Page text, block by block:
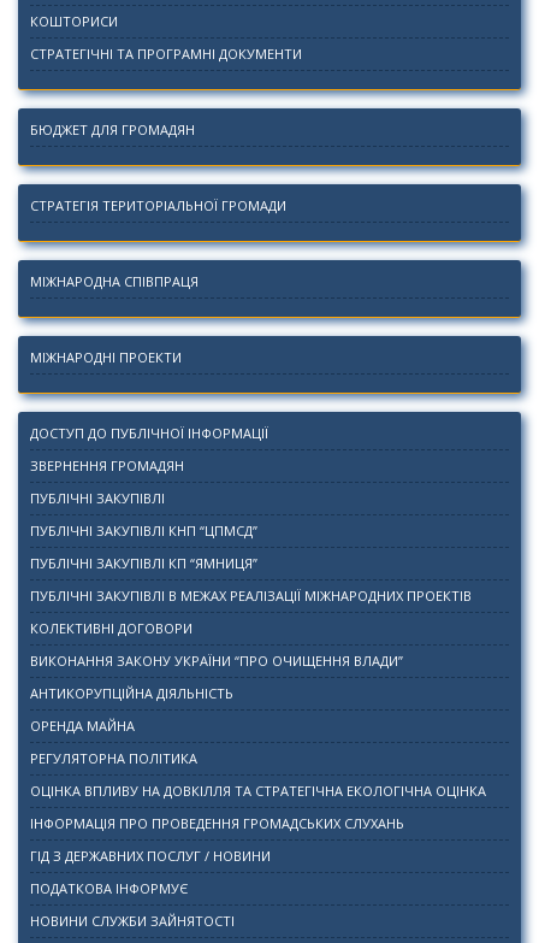
КОШТОРИСИ
СТРАТЕГІЧНІ ТА ПРОГРАМНІ ДОКУМЕНТИ
БЮДЖЕТ ДЛЯ ГРОМАДЯН
СТРАТЕГІЯ ТЕРИТОРІАЛЬНОЇ ГРОМАДИ
МІЖНАРОДНА СПІВПРАЦЯ
МІЖНАРОДНІ ПРОЕКТИ
ДОСТУП ДО ПУБЛІЧНОЇ ІНФОРМАЦІЇ
ЗВЕРНЕННЯ ГРОМАДЯН
ПУБЛІЧНІ ЗАКУПІВЛІ
ПУБЛІЧНІ ЗАКУПІВЛІ КНП “ЦПМСД”
ПУБЛІЧНІ ЗАКУПІВЛІ КП “ЯМНИЦЯ”
ПУБЛІЧНІ ЗАКУПІВЛІ В МЕЖАХ РЕАЛІЗАЦІЇ МІЖНАРОДНИХ ПРОЕКТІВ
КОЛЕКТИВНІ ДОГОВОРИ
ВИКОНАННЯ ЗАКОНУ УКРАЇНИ “ПРО ОЧИЩЕННЯ ВЛАДИ”
АНТИКОРУПЦІЙНА ДІЯЛЬНІСТЬ
ОРЕНДА МАЙНА
РЕГУЛЯТОРНА ПОЛІТИКА
ОЦІНКА ВПЛИВУ НА ДОВКІЛЛЯ ТА СТРАТЕГІЧНА ЕКОЛОГІЧНА ОЦІНКА
ІНФОРМАЦІЯ ПРО ПРОВЕДЕННЯ ГРОМАДСЬКИХ СЛУХАНЬ
ГІД З ДЕРЖАВНИХ ПОСЛУГ / НОВИНИ
ПОДАТКОВА ІНФОРМУЄ
НОВИНИ СЛУЖБИ ЗАЙНЯТОСТІ